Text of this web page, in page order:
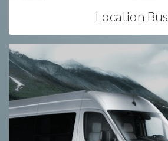
Location Bus